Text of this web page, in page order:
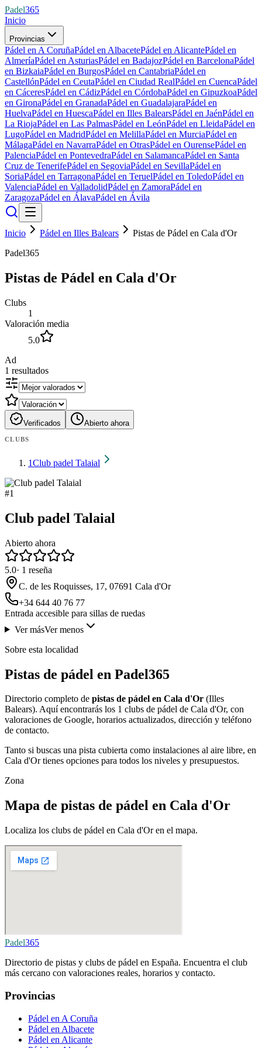
Padel365
Inicio
Provincias
Pádel en A CoruñaPádel en AlbacetePádel en AlicantePádel en
AlmeríaPádel en AsturiasPádel en BadajozPádel en BarcelonaPádel
en BizkaiaPádel en BurgosPádel en CantabriaPádel en
CastellónPádel en CeutaPádel en Ciudad RealPádel en CuencaPádel
en CáceresPádel en CádizPádel en CórdobaPádel en GipuzkoaPádel
en GironaPádel en GranadaPádel en GuadalajaraPádel en
HuelvaPádel en HuescaPádel en Illes BalearsPádel en JaénPádel en
La RiojaPádel en Las PalmasPádel en LeónPádel en LleidaPádel en
LugoPádel en MadridPádel en MelillaPádel en MurciaPádel en
MálagaPádel en NavarraPádel en OtrasPádel en OurensePádel en
PalenciaPádel en PontevedraPádel en SalamancaPádel en Santa
Cruz de TenerifePádel en SegoviaPádel en SevillaPádel en
SoriaPádel en TarragonaPádel en TeruelPádel en ToledoPádel en
ValenciaPádel en ValladolidPádel en ZamoraPádel en
ZaragozaPádel en ÁlavaPádel en Ávila
Inicio Pádel en Illes Balears
Pistas de Pádel en Cala d'Or
Padel365
Pistas de Pádel en Cala d'Or
Clubs
1
Valoración media
5.0
Ad
1 resultados
Verificados Abierto ahora
CLUBS
1Club padel Talaial
#1
Club padel Talaial
Abierto ahora
5.0· 1 reseña
C. de les Roquisses, 17, 07691 Cala d'Or
+34 644 40 76 77
Entrada accesible para sillas de ruedas
Ver másVer menos
Sobre esta localidad
Pistas de pádel en Padel365
Directorio completo de pistas de pádel en Cala d'Or (Illes
Balears). Aquí encontrarás los 1 clubs de pádel de Cala d'Or, con
valoraciones de Google, horarios actualizados, dirección y teléfono
de contacto.
Tanto si buscas una pista cubierta como instalaciones al aire libre, en
Cala d'Or tienes opciones para todos los niveles y presupuestos.
Zona
Mapa de pistas de pádel en Cala d'Or
Localiza los clubs de pádel en Cala d'Or en el mapa.
Padel365
Directorio de pistas y clubs de pádel en España. Encuentra el club
más cercano con valoraciones reales, horarios y contacto.
Provincias
Pádel en A Coruña
Pádel en Albacete
Pádel en Alicante